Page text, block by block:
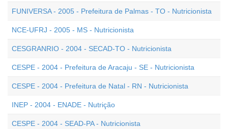
FUNIVERSA - 2005 - Prefeitura de Palmas - TO - Nutricionista
NCE-UFRJ - 2005 - MS - Nutricionista
CESGRANRIO - 2004 - SECAD-TO - Nutricionista
CESPE - 2004 - Prefeitura de Aracaju - SE - Nutricionista
CESPE - 2004 - Prefeitura de Natal - RN - Nutricionista
INEP - 2004 - ENADE - Nutrição
CESPE - 2004 - SEAD-PA - Nutricionista